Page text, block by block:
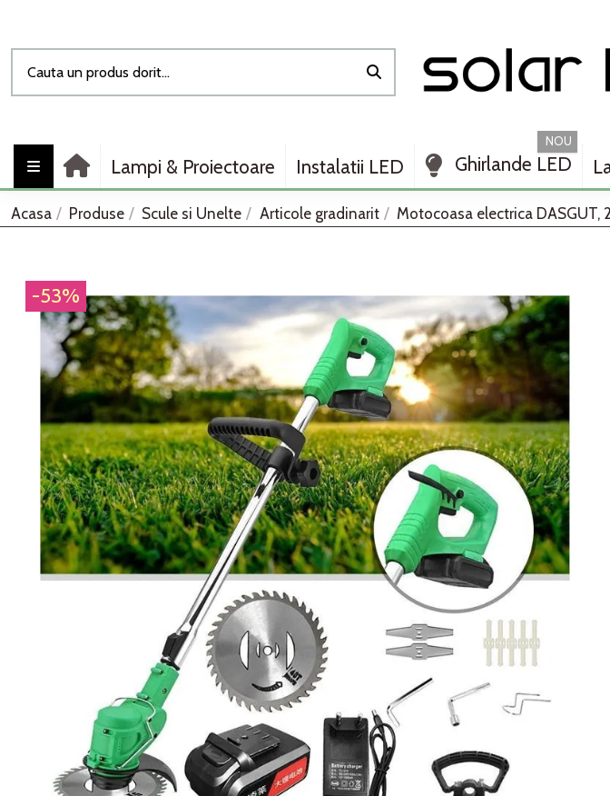
Lampi & Proiectoare Instalatii LED Ghirlande LED
NOU
Acasa Produse Scule si Unelte Articole gradinarit Motocoasa electrica DASGUT,
-53%